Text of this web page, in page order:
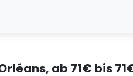
ab 71€ bis